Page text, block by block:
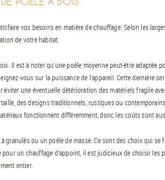
vos besoins en matière de chauffage. Selon les
de votre habitat.
Il est à noter qu’une poêle moyenne peut-être adaptée
vous sur la puissance de l’appareil. Cette dernière
éviter une éventuelle détérioration des matériels fragile
des designs traditionnels, rustiques ou
fonctionnent différemment, donc les coûts sont
granulés ou un poêle de masse. Ce sont des choix qui
un chauffage d’appoint, il est judicieux de choisir les
entier.